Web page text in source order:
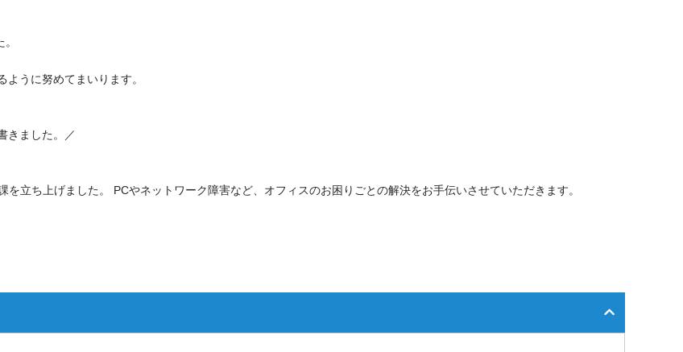
うに努めてまいります。
きました。／
立ち上げました。 PCやネットワーク障害など、オフィスのお困りごとの解決をお手伝いさせていただきます。